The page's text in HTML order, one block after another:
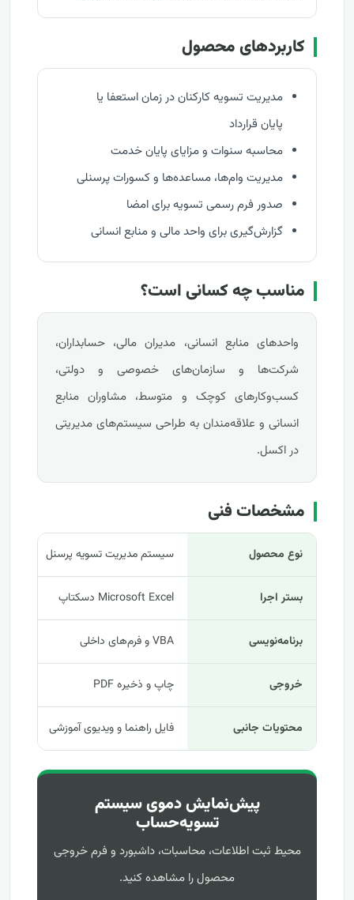
کاربردهای محصول
مدیریت تسویه کارکنان در زمان استعفا یا
پایان قرارداد
محاسبه سنوات و مزایای پایان خدمت
مدیریت وام‌ها، مساعده‌ها و کسورات پرسنلی
صدور فرم رسمی تسویه برای امضا
گزارش‌گیری برای واحد مالی و منابع انسانی
مناسب چه کسانی است؟
واحدهای منابع انسانی، مدیران مالی، حسابداران،
شرکت‌ها و سازمان‌های خصوصی و دولتی،
کسب‌وکارهای کوچک و متوسط، مشاوران منابع
انسانی و علاقه‌مندان به طراحی سیستم‌های مدیریتی
در اکسل.
مشخصات فنی
نوع محصول سیستم مدیریت تسویه پرسنل
بستر اجرا Microsoft Excel دسکتاپ
برنامه‌نویسی VBA و فرم‌های داخلی
خروجی چاپ و ذخیره PDF
محتویات جانبی فایل راهنما و ویدیوی آموزشی
پیش‌نمایش دموی سیستم
تسویه‌حساب
محیط ثبت اطلاعات، محاسبات، داشبورد و فرم خروجی
محصول را مشاهده کنید.